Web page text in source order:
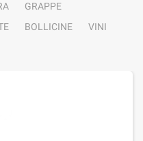
GRAPPE
BOLLICINE
VINI